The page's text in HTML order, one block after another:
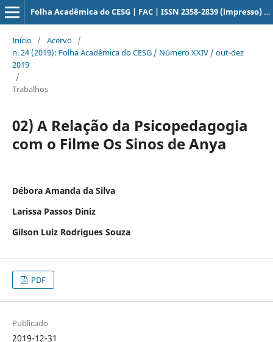
Folha Acadêmica do CESG | FAC | ISSN 2358-2839 (impresso) / ISSN 2358-209X (online)
Início / Acervo /
n. 24 (2019): Folha Acadêmica do CESG / Número XXIV / out-dez
2019
/
Trabalhos
02) A Relação da Psicopedagogia
com o Filme Os Sinos de Anya
Débora Amanda da Silva
Larissa Passos Diniz
Gilson Luiz Rodrigues Souza
PDF
Publicado
2019-12-31